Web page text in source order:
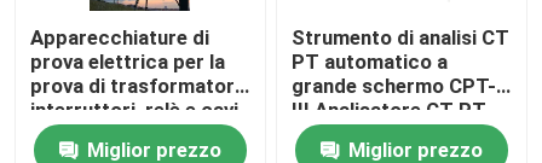
Apparecchiature di
prova elettrica per la
prova di trasformatori,
interruttori, relè e cavi
Miglior prezzo
Strumento di analisi CT
PT automatico a
grande schermo CPT-
III Analisatore CT PT
Miglior prezzo